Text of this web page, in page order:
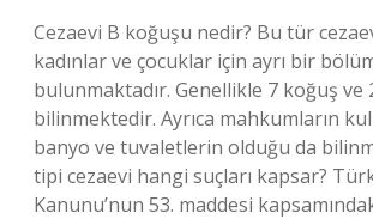
Cezaevi B koğuşu nedir? Bu tür
kadınlar ve çocuklar için ayrı bir
bulunmaktadır. Genellikle 7 koğuş ve
bilinmektedir. Ayrıca mahkumların
banyo ve tuvaletlerin olduğu da
tipi cezaevi hangi suçları kapsar?
Kanunu’nun 53. maddesi